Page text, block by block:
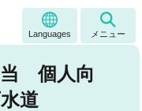
Languages メニュー
当 個人向
道